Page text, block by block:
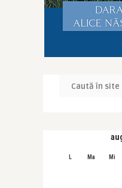
L Ma Mi